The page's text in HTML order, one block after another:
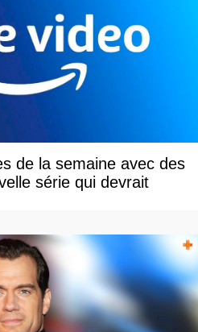
de la semaine avec des
série qui devrait